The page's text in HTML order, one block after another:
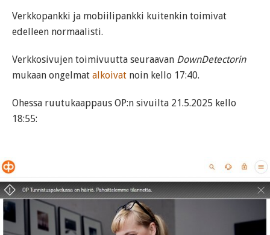
Verkkopankki ja mobiilipankki kuitenkin toimivat
edelleen normaalisti.
Verkkosivujen toimivuutta seuraavan DownDetectorin
mukaan ongelmat alkoivat noin kello 17:40.
Ohessa ruutukaappaus OP:n sivuilta 21.5.2025 kello
18:55: